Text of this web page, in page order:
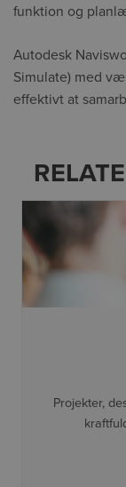
funktion og
Autodesk
Simulate) med
effektivt at
Projekter,